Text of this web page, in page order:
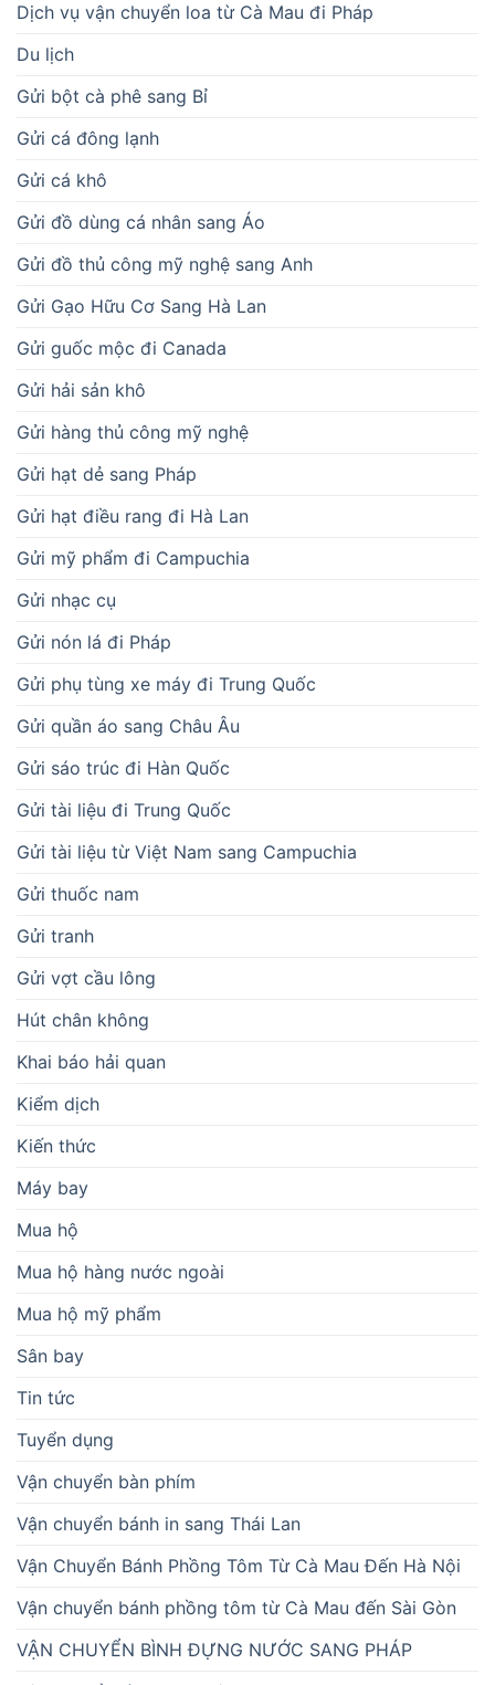
Dịch vụ vận chuyển loa từ Cà Mau đi Pháp
Du lịch
Gửi bột cà phê sang Bỉ
Gửi cá đông lạnh
Gửi cá khô
Gửi đồ dùng cá nhân sang Áo
Gửi đồ thủ công mỹ nghệ sang Anh
Gửi Gạo Hữu Cơ Sang Hà Lan
Gửi guốc mộc đi Canada
Gửi hải sản khô
Gửi hàng thủ công mỹ nghệ
Gửi hạt dẻ sang Pháp
Gửi hạt điều rang đi Hà Lan
Gửi mỹ phẩm đi Campuchia
Gửi nhạc cụ
Gửi nón lá đi Pháp
Gửi phụ tùng xe máy đi Trung Quốc
Gửi quần áo sang Châu Âu
Gửi sáo trúc đi Hàn Quốc
Gửi tài liệu đi Trung Quốc
Gửi tài liệu từ Việt Nam sang Campuchia
Gửi thuốc nam
Gửi tranh
Gửi vợt cầu lông
Hút chân không
Khai báo hải quan
Kiểm dịch
Kiến thức
Máy bay
Mua hộ
Mua hộ hàng nước ngoài
Mua hộ mỹ phẩm
Sân bay
Tin tức
Tuyển dụng
Vận chuyển bàn phím
Vận chuyển bánh in sang Thái Lan
Vận Chuyển Bánh Phồng Tôm Từ Cà Mau Đến Hà Nội
Vận chuyển bánh phồng tôm từ Cà Mau đến Sài Gòn
VẬN CHUYỂN BÌNH ĐỰNG NƯỚC SANG PHÁP